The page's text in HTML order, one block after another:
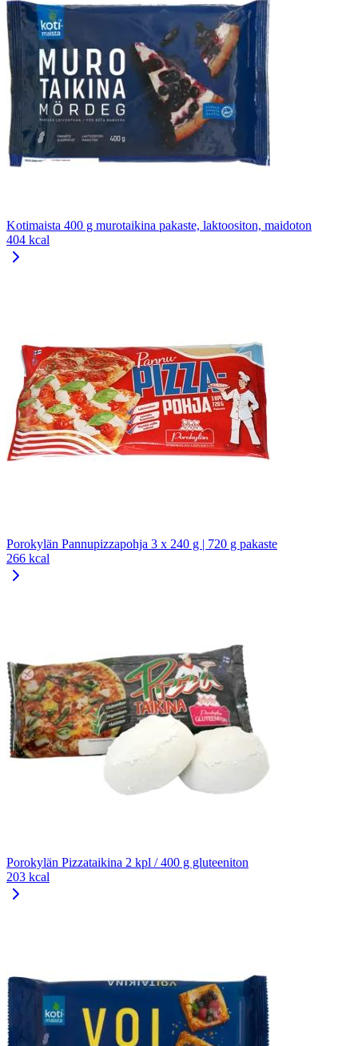
Kotimaista 400 g murotaikina pakaste, laktoositon, maidoton
404 kcal
Porokylän Pannupizzapohja 3 x 240 g | 720 g pakaste
266 kcal
Porokylän Pizzataikina 2 kpl / 400 g gluteeniton
203 kcal